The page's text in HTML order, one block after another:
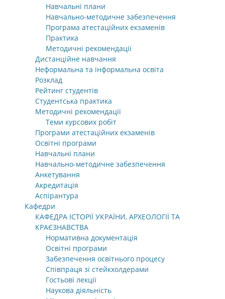
Навчальні плани
Навчально-методичне забезпечення
Програма атестаційних екзаменів
Практика
Методичні рекомендації
Дистанційне навчання
Неформальна та інформальна освіта
Розклад
Рейтинг студентів
Студентська практика
Методичні рекомендації
Теми курсових робіт
Програми атестаційних екзаменів
Освітні програми
Навчальні плани
Навчально-методичне забезпечення
Анкетування
Акредитація
Аспірантура
Кафедри
КАФЕДРА ІСТОРІЇ УКРАЇНИ, АРХЕОЛОГІЇ ТА
КРАЄЗНАВСТВА
Нормативна документація
Освітні програми
Забезпечення освітнього процесу
Співпраця зі стейкхолдерами
Гостьові лекції
Наукова діяльність